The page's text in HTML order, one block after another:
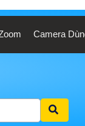
Camera